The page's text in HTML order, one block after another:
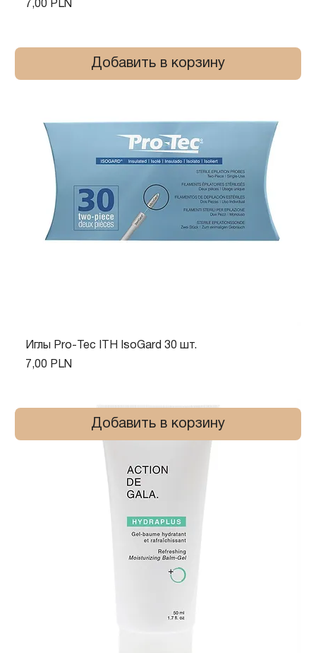
Цена
7,00 PLN
Добавить в корзину
Иглы Pro-Tec ITH IsoGard 30 шт.
Цена
7,00 PLN
Добавить в корзину